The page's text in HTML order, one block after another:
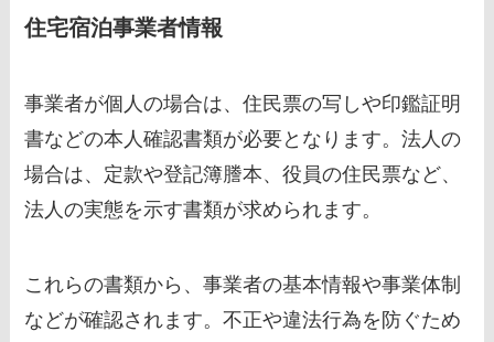
住宅宿泊事業者情報
事業者が個人の場合は、住民票の写しや印鑑証明
書などの本人確認書類が必要となります。法人の
場合は、定款や登記簿謄本、役員の住民票など、
法人の実態を示す書類が求められます。
これらの書類から、事業者の基本情報や事業体制
などが確認されます。不正や違法行為を防ぐため